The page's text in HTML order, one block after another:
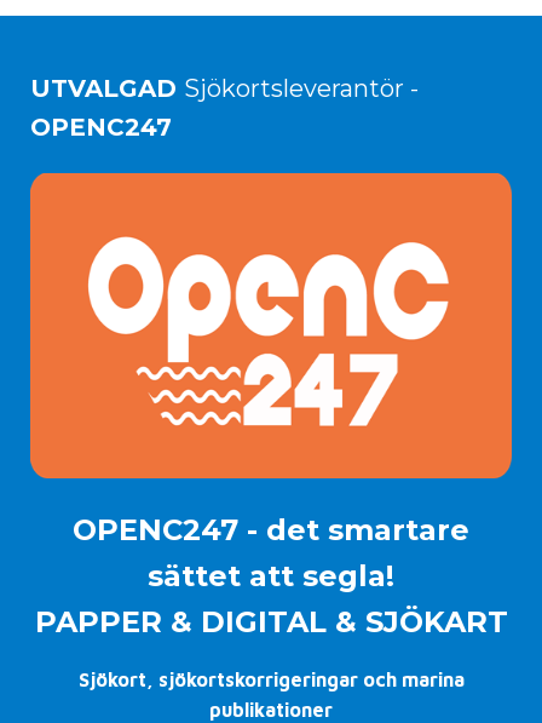
UTVALGAD Sjökortsleverantör -
OPENC247
OPENC247 - det smartare
sättet att segla!
PAPPER & DIGITAL & SJÖKART
Sjökort, sjökortskorrigeringar och marina
publikationer